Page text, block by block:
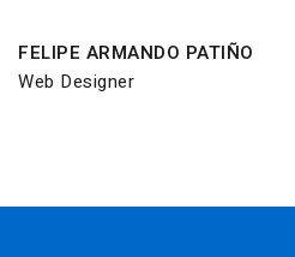
FELIPE ARMANDO PATIÑO
Web Designer